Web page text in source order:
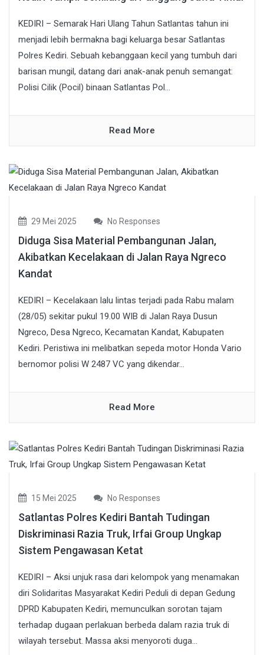
KEDIRI – Semarak Hari Ulang Tahun Satlantas tahun ini
menjadi lebih bermakna bagi keluarga besar Satlantas
Polres Kediri. Sebuah kebanggaan kecil yang tumbuh dari
barisan mungil, datang dari anak-anak penuh semangat:
Polisi Cilik (Pocil) binaan Satlantas Pol...
Read More
29 Mei 2025 No Responses
Diduga Sisa Material Pembangunan Jalan,
Akibatkan Kecelakaan di Jalan Raya Ngreco
Kandat
KEDIRI – Kecelakaan lalu lintas terjadi pada Rabu malam
(28/05) sekitar pukul 19.00 WIB di Jalan Raya Dusun
Ngreco, Desa Ngreco, Kecamatan Kandat, Kabupaten
Kediri. Peristiwa ini melibatkan sepeda motor Honda Vario
bernomor polisi W 2487 VC yang dikendar...
Read More
15 Mei 2025 No Responses
Satlantas Polres Kediri Bantah Tudingan
Diskriminasi Razia Truk, Irfai Group Ungkap
Sistem Pengawasan Ketat
KEDIRI – Aksi unjuk rasa dari kelompok yang menamakan
diri Solidaritas Masyarakat Kediri Peduli di depan Gedung
DPRD Kabupaten Kediri, memunculkan sorotan tajam
terhadap dugaan perlakuan berbeda dalam razia truk di
wilayah tersebut. Massa aksi menyoroti duga...